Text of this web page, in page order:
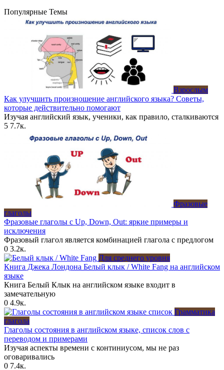
Популярные Темы
Взрослым
Как улучшить произношение английского языка? Советы,
которые действительно помогают
Изучая английский язык, ученики, как правило, сталкиваются
5 7.7к.
Фразовые
глаголы
Фразовые глаголы с Up, Down, Out: яркие примеры и
исключения
Фразовый глагол является комбинацией глагола с предлогом
0 3.2к.
Для среднего уровня
Книга Джека Лондона Белый клык / White Fang на английском
языке
Книга Белый Клык на английском языке входит в
замечательную
0 4.9к.
Грамматика
глагола
Глаголы состояния в английском языке, список слов с
переводом и примерами
Изучая аспекты времени с континиусом, мы не раз
оговаривались
0 7.4к.